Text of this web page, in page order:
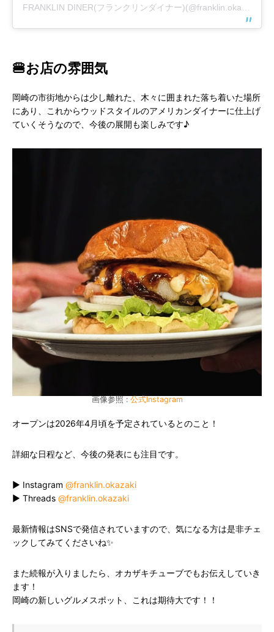
🍔お店の雰囲気
岡崎の市街地からは少し離れた、木々に囲まれた落ち着いた場所
にあり、これからウッドスタイルのアメリカンダイナーに仕上げ
ていくそうなので、今後の展開も楽しみです♪
画像参照 : 公式Instagram
オープンは2026年4月頃を予定されているとのこと！
詳細な日程など、今後の発表にも注目です。
▶ Instagram @franklin.okazaki
▶ Threads @franklin.okazaki
最新情報はSNSで発信されていますので、気になる方は是非チェ
ックしてみてくださいね✨
また続報が入りましたら、オカザキチューブでもお伝えしていき
ます！
岡崎の新しいグルメスポット、これは期待大です！！